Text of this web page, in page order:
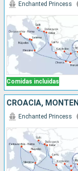
Comidas incluidas
Enchanted Princess
Enchanted Princess